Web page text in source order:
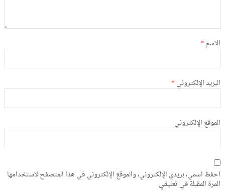
الاسم *
البريد الإلكتروني *
الموقع الإلكتروني
احفظ اسمي، بريدي الإلكتروني، والموقع الإلكتروني في هذا المتصفح لاستخدامها
المرة المقبلة في تعليقي.